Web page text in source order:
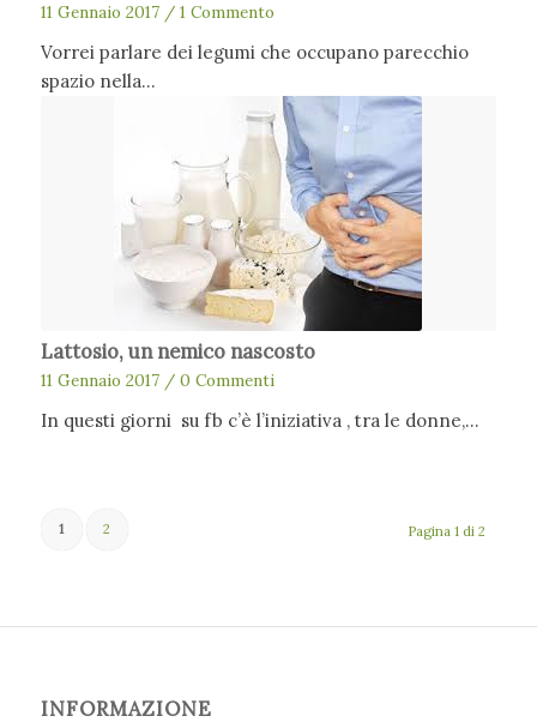
11 Gennaio 2017 / 1 Commento
Vorrei parlare dei legumi che occupano parecchio
spazio nella…
Lattosio, un nemico nascosto
11 Gennaio 2017 / 0 Commenti
In questi giorni su fb c’è l’iniziativa , tra le donne,…
Pagina 1 di 2
1 2
INFORMAZIONE